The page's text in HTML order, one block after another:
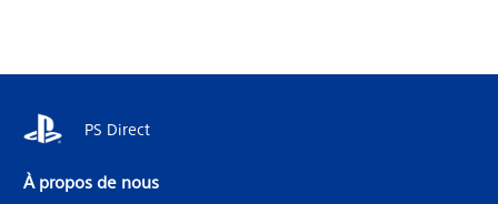
PS Direct
À propos de nous